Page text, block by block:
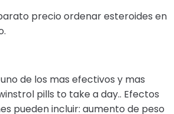
precio ordenar esteroides en
de los mas efectivos y mas
pills to take a day.. Efectos
pueden incluir: aumento de peso